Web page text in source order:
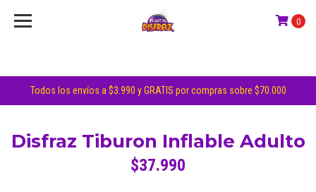
Todos los envíos a $3.990 y GRATIS por compras sobre $70.000
0
Disfraz Tiburon Inflable Adulto
$37.990